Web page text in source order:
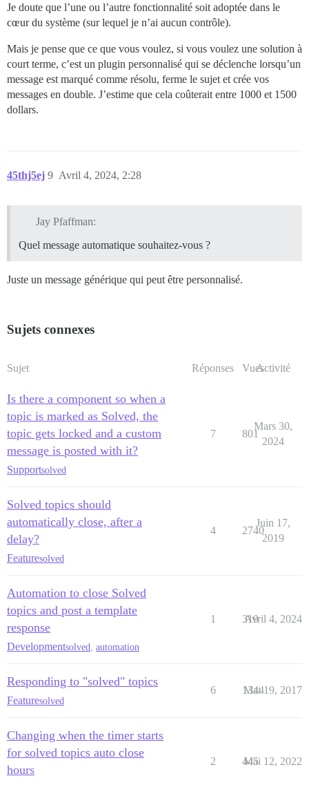
Je doute que l’une ou l’autre fonctionnalité soit adoptée dans le
cœur du système (sur lequel je n’ai aucun contrôle).
Mais je pense que ce que vous voulez, si vous voulez une solution à
court terme, c’est un plugin personnalisé qui se déclenche lorsqu’un
message est marqué comme résolu, ferme le sujet et crée vos
messages en double. J’estime que cela coûterait entre 1000 et 1500
dollars.
45thj5ej Avril 4, 2024, 2:28
9
Jay Pfaffman:
Quel message automatique souhaitez-vous ?
Juste un message générique qui peut être personnalisé.
Sujets connexes
Sujet Réponses VuesActivité
Is there a component so when a
topic is marked as Solved, the
topic gets locked and a custom
message is posted with it?
Supportsolved
7 801
Mars 30,
2024
Solved topics should
automatically close, after a
delay?
Featuresolved
4 2740
Juin 17,
2019
Automation to close Solved
topics and post a template
response
Developmentsolved automation
1 319
Avril 4, 2024
Responding to "solved" topics
Featuresolved
6 1344
Mai 19, 2017
Changing when the timer starts
for solved topics auto close
hours
2 445
Mai 12, 2022